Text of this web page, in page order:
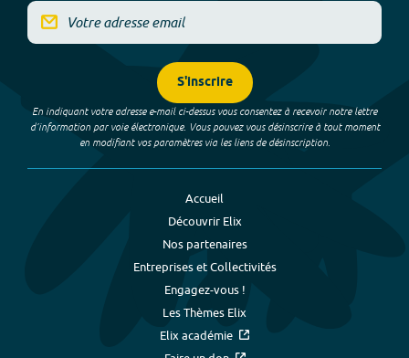
S'inscrire
En indiquant votre adresse e-mail ci-dessus vous consentez à recevoir notre lettre
d’information par voie électronique. Vous pouvez vous désinscrire à tout moment
en modifiant vos paramètres via les liens de désinscription.
Accueil
Découvrir Elix
Nos partenaires
Entreprises et Collectivités
Engagez-vous !
Les Thèmes Elix
Elix académie